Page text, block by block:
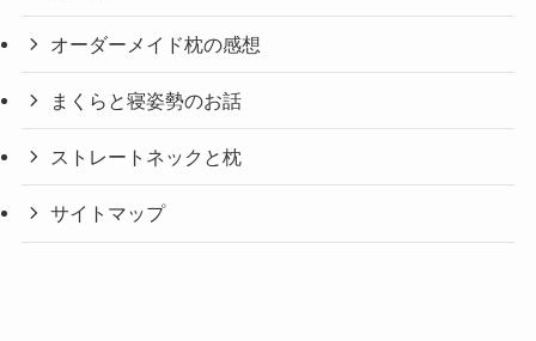
オーダーメイド枕の感想
まくらと寝姿勢のお話
ストレートネックと枕
サイトマップ